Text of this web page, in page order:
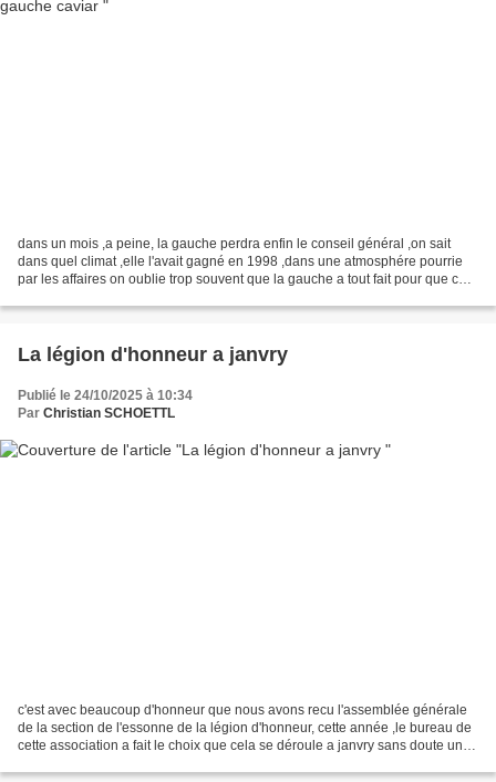
dans un mois ,a peine, la gauche perdra enfin le conseil général ,on sait
dans quel climat ,elle l'avait gagné en 1998 ,dans une atmosphére pourrie
par les affaires on oublie trop souvent que la gauche a tout fait pour que ce
La légion d'honneur a janvry
Publié le 24/10/2025 à 10:34
Par Christian SCHOETTL
c'est avec beaucoup d'honneur que nous avons recu l'assemblée générale
de la section de l'essonne de la légion d'honneur, cette année ,le bureau de
cette association a fait le choix que cela se déroule a janvry sans doute une